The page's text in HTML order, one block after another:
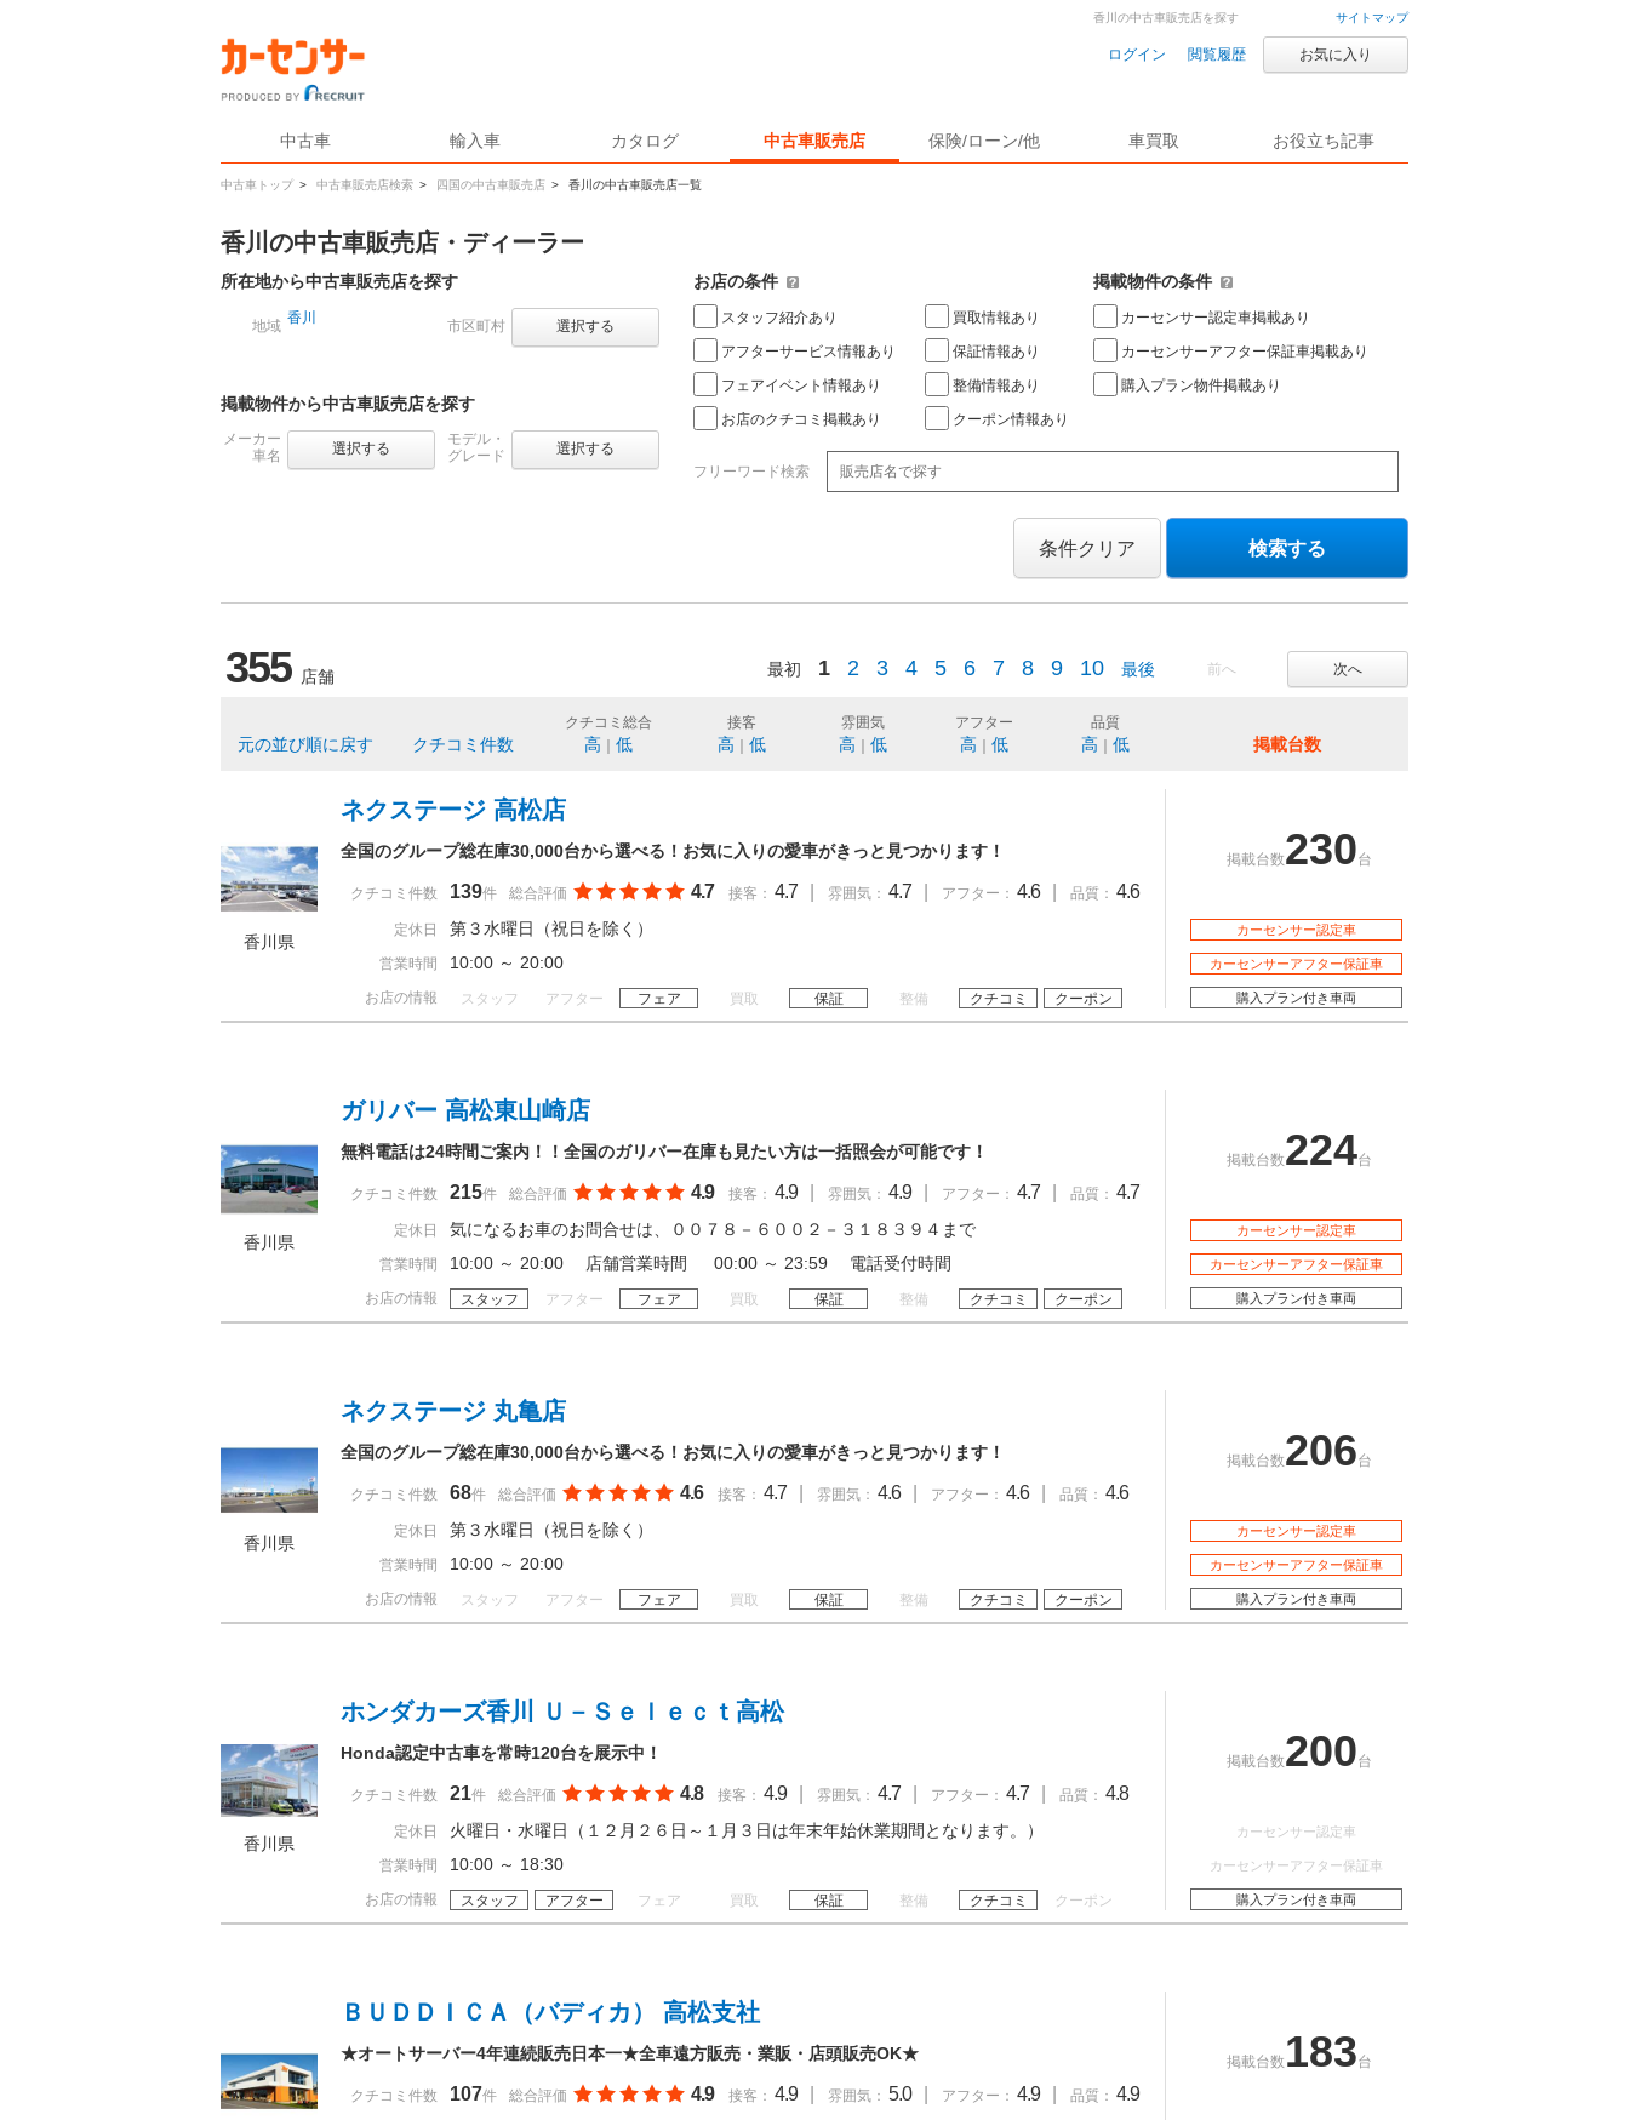
サイトマップ
ログイン 閲覧履歴 お気に入り
中古車 輸入車 カタログ 中古車販売店 保険/ローン/他 車買取 お役立ち記事
中古車トップ > 中古車販売店検索 > 四国の中古車販売店 > 香川の中古車販売店一覧
香川の中古車販売店を探す
香川の中古車販売店・ディーラー
所在地から中古車販売店を探す
地域 香川 市区町村 選択する
掲載物件から中古車販売店を探す
メーカー
車名
選択する
モデル・
グレード
選択する
お店の条件
スタッフ紹介あり
アフターサービス情報あり
フェアイベント情報あり
お店のクチコミ掲載あり
買取情報あり
保証情報あり
整備情報あり
クーポン情報あり
掲載物件の条件
カーセンサー認定車掲載あり
カーセンサーアフター保証車掲載あり
購入プラン物件掲載あり
フリーワード検索
条件クリア 検索する
355 店舗 前へ 次へ
最初 1 2 3 4 5 6 7 8 9 10 最後
元の並び順に戻す クチコミ件数
クチコミ総合
高 低
接客
高 低
雰囲気
高 低
アフター
高 低
品質
高 低 掲載台数
香川県
ネクステージ 高松店
全国のグループ総在庫30,000台から選べる！お気に入りの愛車がきっと見つかります！
クチコミ件数 139件 総合評価 4.7 接客： 4.7 雰囲気： 4.7 アフター： 4.6 品質： 4.6
定休日 第３水曜日（祝日を除く）
営業時間 10:00 ～ 20:00
お店の情報 スタッフ アフター フェア 買取 保証 整備 クチコミ クーポン
掲載台数230台
カーセンサー認定車
カーセンサーアフター保証車
購入プラン付き車両
香川県
ガリバー 高松東山崎店
無料電話は24時間ご案内！！全国のガリバー在庫も見たい方は一括照会が可能です！
クチコミ件数 215件 総合評価 4.9 接客： 4.9 雰囲気： 4.9 アフター： 4.7 品質： 4.7
定休日 気になるお車のお問合せは、００７８－６００２－３１８３９４まで
営業時間 10:00 ～ 20:00 店舗営業時間 00:00 ～ 23:59 電話受付時間
お店の情報 スタッフ アフター フェア 買取 保証 整備 クチコミ クーポン
掲載台数224台
カーセンサー認定車
カーセンサーアフター保証車
購入プラン付き車両
香川県
ネクステージ 丸亀店
全国のグループ総在庫30,000台から選べる！お気に入りの愛車がきっと見つかります！
クチコミ件数 68件 総合評価 4.6 接客： 4.7 雰囲気： 4.6 アフター： 4.6 品質： 4.6
定休日 第３水曜日（祝日を除く）
営業時間 10:00 ～ 20:00
お店の情報 スタッフ アフター フェア 買取 保証 整備 クチコミ クーポン
掲載台数206台
カーセンサー認定車
カーセンサーアフター保証車
購入プラン付き車両
香川県
ホンダカーズ香川 Ｕ－Ｓｅｌｅｃｔ高松
Honda認定中古車を常時120台を展示中！
クチコミ件数 21件 総合評価 4.8 接客： 4.9 雰囲気： 4.7 アフター： 4.7 品質： 4.8
定休日 火曜日・水曜日（１２月２６日～１月３日は年末年始休業期間となります。）
営業時間 10:00 ～ 18:30
お店の情報 スタッフ アフター フェア 買取 保証 整備 クチコミ クーポン
掲載台数200台
カーセンサー認定車
カーセンサーアフター保証車
購入プラン付き車両
ＢＵＤＤＩＣＡ（バディカ） 高松支社
★オートサーバー4年連続販売日本一★全車遠方販売・業販・店頭販売OK★
クチコミ件数 107件 総合評価 4.9 接客： 4.9 雰囲気： 5.0 アフター： 4.9 品質： 4.9
掲載台数 183台